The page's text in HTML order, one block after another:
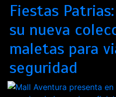
Fiestas
su nueva
maletas para
seguridad